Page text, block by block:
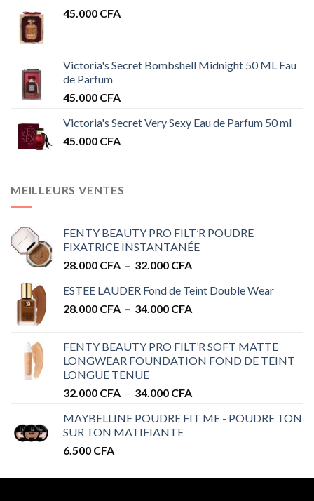
45.000 CFA
Victoria's Secret Bombshell Midnight 50 ML Eau
de Parfum
45.000 CFA
Victoria's Secret Very Sexy Eau de Parfum 50 ml
45.000 CFA
MEILLEURS VENTES
FENTY BEAUTY PRO FILT’R POUDRE
FIXATRICE INSTANTANÉE
28.000 CFA – 32.000 CFAPlage
prix :
28.000 CFA
ESTEE LAUDER Fond de Teint Double Wear
28.000 CFA – 34.000 CFAPlage
28.000 CFA
à
FENTY BEAUTY PRO FILT’R SOFT MATTE
LONGWEAR FOUNDATION FOND DE TEINT
LONGUE TENUE
32.000 CFA – 34.000 CFAPlage
prix :
MAYBELLINE POUDRE FIT ME - POUDRE TON
SUR TON MATIFIANTE
6.500 CFA